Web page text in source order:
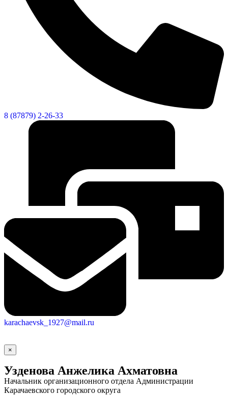
8 (87879) 2-26-33
karachaevsk_1927@mail.ru
×
Узденова Анжелика Ахматовна
Начальник организационного отдела Администрации
Карачаевского городского округа